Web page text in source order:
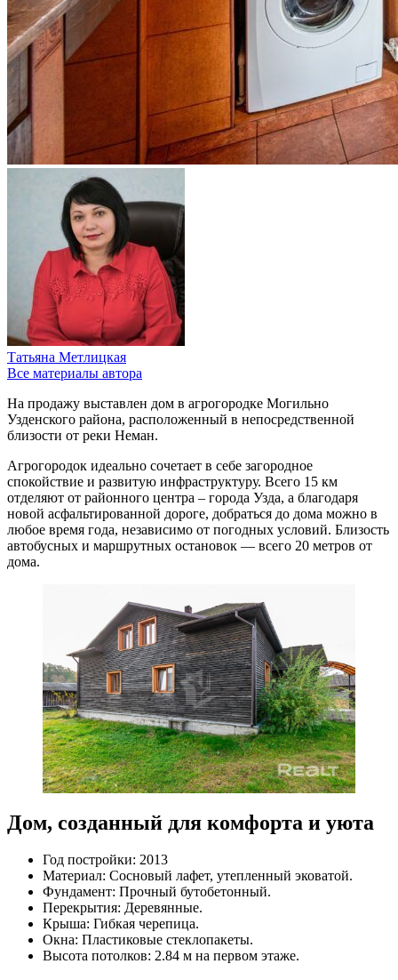
Татьяна Метлицкая
Все материалы автора
На продажу выставлен дом в агрогородке Могильно
Узденского района, расположенный в непосредственной
близости от реки Неман.
Агрогородок идеально сочетает в себе загородное
спокойствие и развитую инфраструктуру. Всего 15 км
отделяют от районного центра – города Узда, а благодаря
новой асфальтированной дороге, добраться до дома можно в
любое время года, независимо от погодных условий. Близость
автобусных и маршрутных остановок — всего 20 метров от
дома.
Дом, созданный для комфорта и уюта
Год постройки: 2013
Материал: Сосновый лафет, утепленный эковатой.
Фундамент: Прочный бутобетонный.
Перекрытия: Деревянные.
Крыша: Гибкая черепица.
Окна: Пластиковые стеклопакеты.
Высота потолков: 2.84 м на первом этаже.